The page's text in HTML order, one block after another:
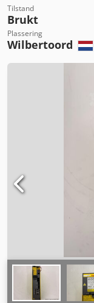
Tilstand
Brukt
Plassering
Wilbertoord